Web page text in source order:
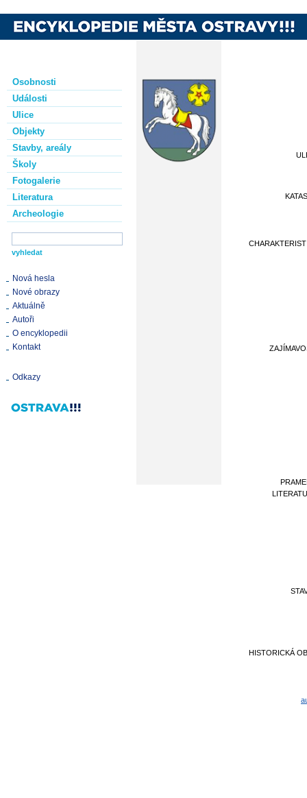
Osobnosti
Události
Ulice
Objekty
Stavby, areály
Školy
Fotogalerie
Literatura
Archeologie
Nová hesla
Nové obrazy
Aktuálně
Autoři
O encyklopedii
Kontakt
Odkazy
HISTORICKÁ